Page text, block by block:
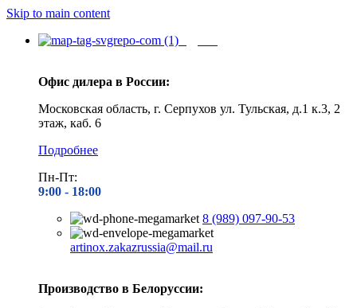
Skip to main content
Офис дилера в России:
Московская область, г. Серпухов ул. Тульская, д.1 к.3, 2
этаж, каб. 6
Подробнее
Пн-Пт:
9:00 - 18:00
8 (989) 097-90-53
artinox.zakazrussia@mail.ru
Производство в Белоруссии: